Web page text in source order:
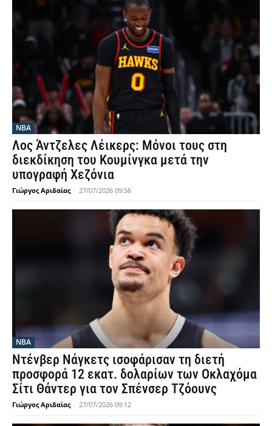
NBA
Λος Άντζελες Λέικερς: Μόνοι τους στη
διεκδίκηση του Κουμίνγκα μετά την
υπογραφή Χεζόνια
Γιώργος Αριδαίας - 27/07/2026 09:56
NBA
Ντένβερ Νάγκετς ισοφάρισαν τη διετή
προσφορά 12 εκατ. δολαρίων των Οκλαχόμα
Σίτι Θάντερ για τον Σπένσερ Τζόουνς
Γιώργος Αριδαίας - 27/07/2026 09:12